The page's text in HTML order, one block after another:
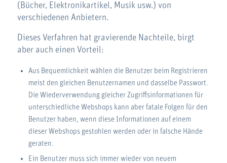
(Bücher, Elektronikartikel, Musik usw.) von
verschiedenen Anbietern.
Dieses Verfahren hat gravierende Nachteile, birgt
aber auch einen Vorteil:
Aus Bequemlichkeit wählen die Benutzer beim Registrieren
meist den gleichen Benutzernamen und dasselbe Passwort.
Die Wiederverwendung gleicher Zugriffsinformationen für
unterschiedliche Webshops kann aber fatale Folgen für den
Benutzer haben, wenn diese Informationen auf einem
dieser Webshops gestohlen werden oder in falsche Hände
geraten.
Ein Benutzer muss sich immer wieder von neuem